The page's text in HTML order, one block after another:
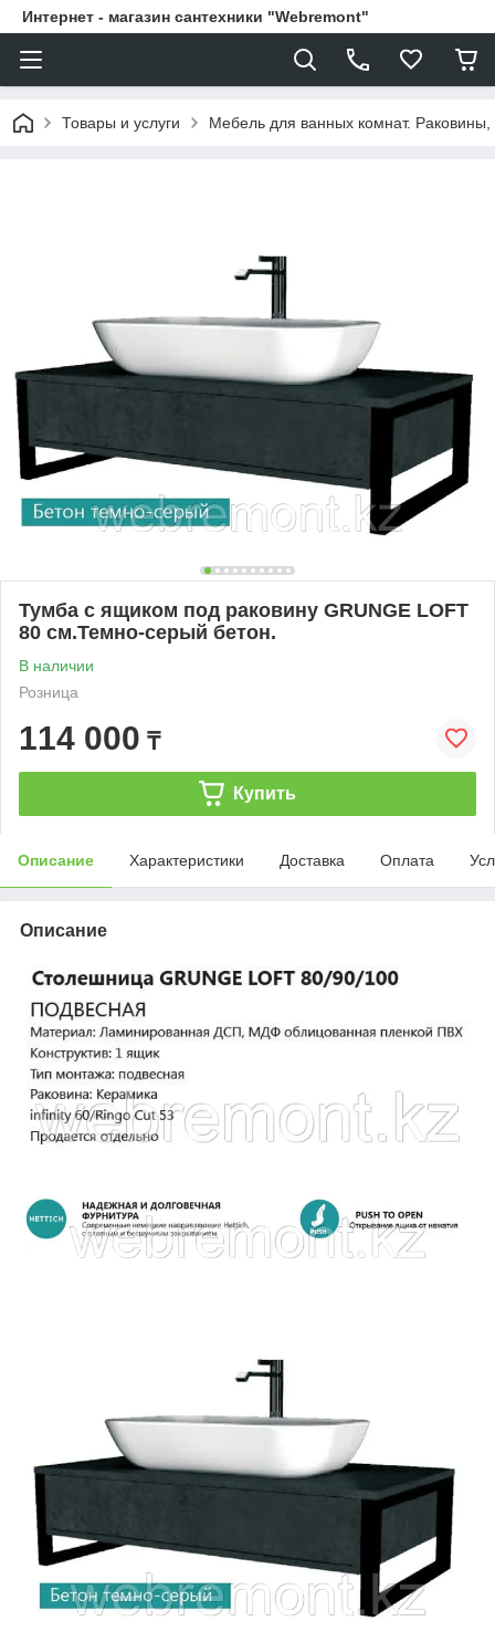
Интернет - магазин сантехники "Webremont"
Товары и услуги Мебель для ванных комнат.
Тумба с ящиком под раковину GRUNGE LOFT
80 см.Темно-серый бетон.
В наличии
Розница
114 000 ₸
Купить
Описание Характеристики Доставка Оплата
Описание